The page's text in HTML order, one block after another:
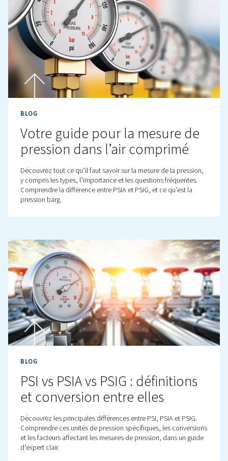
BLOG
La notion de CFM
comment la calculer en kW
Découvrez comment calculer le rapport CFM/kW pour
compresseurs d’air. Apprenez-en davantage sur ce
comprenez son importance pour faire des choix
plus intelligents.
Votre guide pour la
pression dans l’air
Découvrez tout ce qu’il faut savoir sur la mesure de la
y compris les types, l’importance et les questions